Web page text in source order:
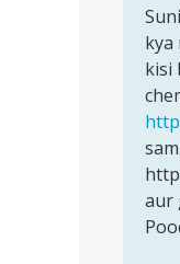
Jaldi
se
kisi…
kya
kisi
aur